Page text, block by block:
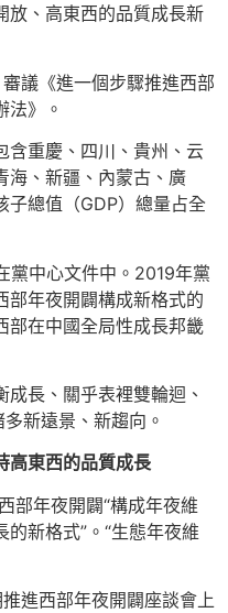
放、高東西的品質成長新
議《進一個步驟推進西部
法》。
含重慶、四川、貴州、云
海、新疆、內蒙古、廣
子總值（GDP）總量占全
黨中心文件中。2019年黨
部年夜開闢構成新格式的
部在中國全局性成長邦畿
長、關乎表裡雙輪迴、
新遠景、新趨向。
高東西的品質成長
部年夜開闢“構成年夜維
新格式”。“生態年夜維
進西部年夜開闢座談會上